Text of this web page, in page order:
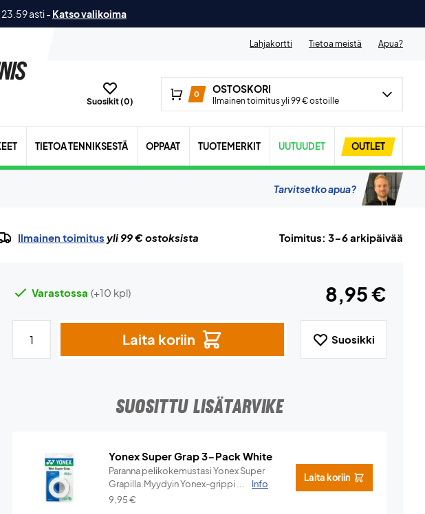
23.59 asti- Katso valikoima
Lahjakortti Tietoa meistä Apua?
Suosikit (0)
0 OSTOSKORI
Ilmainen toimitus yli 99 € ostoille
TIETOA TENNIKSESTÄ OPPAAT TUOTEMERKIT UUTUUDET OUTLET
Tarvitsetko apua?
Ilmainen toimitus yli 99 € ostoksista Toimitus: 3-6 arkipäivää
Varastossa (+10 kpl) 8,95 €
Laita koriin Suosikki
SUOSITTU LISÄTARVIKE
Yonex Super Grap 3-Pack White
Paranna pelikokemustasi Yonex Super
Grapilla.Myydyin Yonex-grippi ...
Info
9,95€
Laita koriin